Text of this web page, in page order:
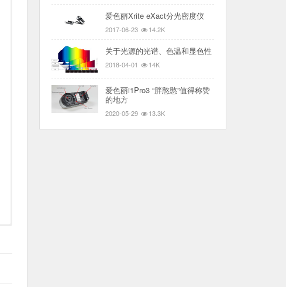
爱色丽Xrite eXact分光密度仪
2017-06-23 14.2K
关于光源的光谱、色温和显色性
2018-04-01 14K
爱色丽i1Pro3 “胖憨憨”值得称赞
的地方
2020-05-29 13.3K